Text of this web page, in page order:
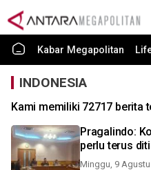
Kabar Megapolitan
INDONESIA
Kami memiliki 72717 berita
Pragalindo:
perlu terus
Minggu, 9